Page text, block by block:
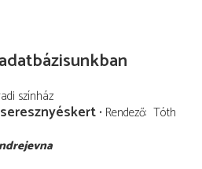
színház
Rendező Tóth